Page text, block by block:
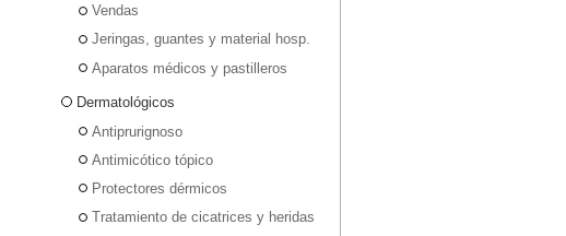
Vendas
Jeringas, guantes y material hosp.
Aparatos médicos y pastilleros
Dermatológicos
Antiprurignoso
Antimicótico tópico
Protectores dérmicos
Tratamiento de cicatrices y heridas